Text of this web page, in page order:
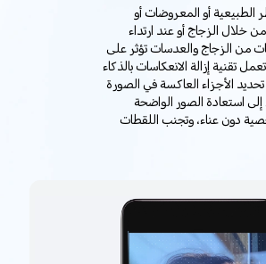
الطبيعية أو المعروضات أو
خلال الزجاج أو عند ارتداء
من الزجاج والعدسات تؤثر على
تقنية إزالة الانعكاسات بالذكاء
الأجزاء العاكسة في الصورة
إلى استعادة الصور الواضحة
دون عناء، وتجنب اللقطات